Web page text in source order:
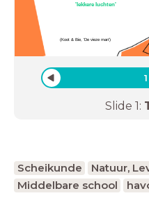
'lekkere luchten'
(Koot & Bie, 'De vieze man')
1
Slide 1:
Scheikunde
Natuur,
Middelbare school